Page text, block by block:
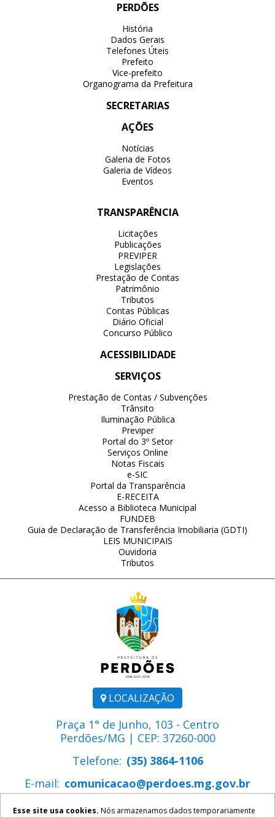
LOCALIZAÇÃO
Praça 1° de Junho, 103 - Centro
Perdões/MG | CEP: 37260-000
Telefone: (35) 3864-1106
E-mail: comunicacao@perdoes.mg.gov.br
PERDÕES
História
Dados Gerais
Telefones Úteis
Prefeito
Vice-prefeito
Organograma da Prefeitura
SECRETARIAS
AÇÕES
Notícias
Galeria de Fotos
Galeria de Vídeos
Eventos
TRANSPARÊNCIA
Licitações
Publicações
PREVIPER
Legislações
Prestação de Contas
Patrimônio
Tributos
Contas Públicas
Diário Oficial
Concurso Público
ACESSIBILIDADE
SERVIÇOS
Prestação de Contas / Subvenções
Trânsito
Iluminação Pública
Previper
Portal do 3º Setor
Serviços Online
Notas Fiscais
e-SIC
Portal da Transparência
E-RECEITA
Acesso a Biblioteca Municipal
FUNDEB
Guia de Declaração de Transferência Imobiliaria (GDTI)
LEIS MUNICIPAIS
Ouvidoria
Tributos
Esse site usa cookies. Nós armazenamos dados temporariamente